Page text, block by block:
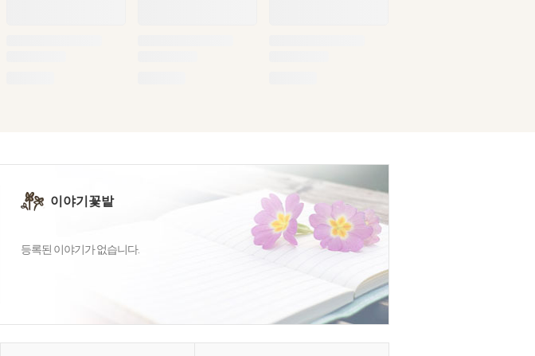
이야기꽃밭
등록된 이야기가 없습니다.